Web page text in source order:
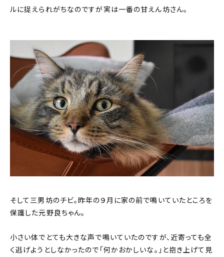
ルに捉えられがちなのですが実は一番の甘えん坊さん。
そして三男坊のチビ。昨年の９月に家の前で鳴いていたところを
保護した元野良ちゃん。
小さい体でとても大きな声で鳴いていたのですが、近寄っても全
く逃げようとしなかったので「何かおかしいな。」と抱き上げて見